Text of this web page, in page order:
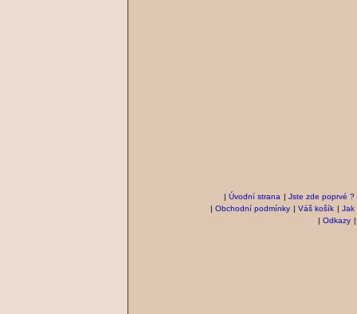
| Úvodní strana | Jste zde poprvé ?
| Obchodní podmínky | Váš košík | Jak
| Odkazy